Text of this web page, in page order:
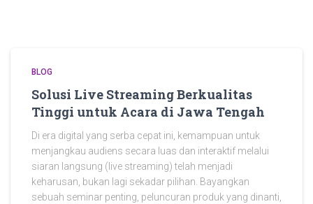
BLOG
Solusi Live Streaming Berkualitas
Tinggi untuk Acara di Jawa Tengah
Di era digital yang serba cepat ini, kemampuan untuk
menjangkau audiens secara luas dan interaktif melalui
siaran langsung (live streaming) telah menjadi
keharusan, bukan lagi sekadar pilihan. Bayangkan
sebuah seminar penting, peluncuran produk yang dinanti,